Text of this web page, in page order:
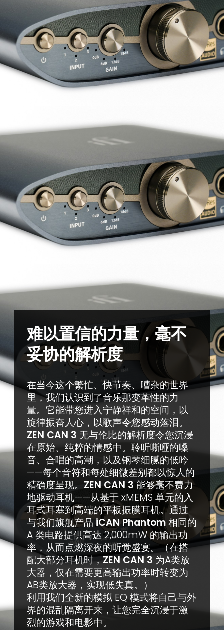
难以置信的力量，毫不
妥协的解析度
在当今这个繁忙、快节奏、嘈杂的世界
里，我们认识到了音乐那变革性的力
量。它能带您进入宁静祥和的空间，以
旋律振奋人心，以歌声令您感动落泪。
ZEN CAN 3 无与伦比的解析度令您沉浸
在原始、纯粹的情感中。聆听嘶哑的嗓
音、合唱的高潮，以及钢琴细腻的低吟
——每个音符和每处细微差别都以惊人的
精确度呈现。 ZEN CAN 3 能够毫不费力
地驱动耳机——从基于 xMEMS 单元的入
耳式耳塞到高端的平板振膜耳机。通过
与我们旗舰产品iCAN Phantom相同的
A 类电路提供高达 2,000mW 的输出功
率，从而点燃深夜的听觉盛宴。（在搭
配大部分耳机时，ZEN CAN 3 为A类放
大器，仅在需要更高输出功率时转变为
AB类放大器，实现低失真。）
利用我们全新的模拟 EQ 模式将自己与外
界的混乱隔离开来，让您完全沉浸于激
烈的游戏和电影中。